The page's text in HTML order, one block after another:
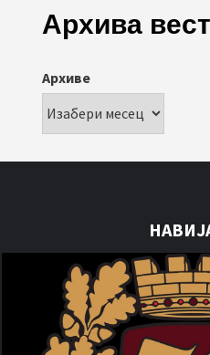
Архива
Архиве